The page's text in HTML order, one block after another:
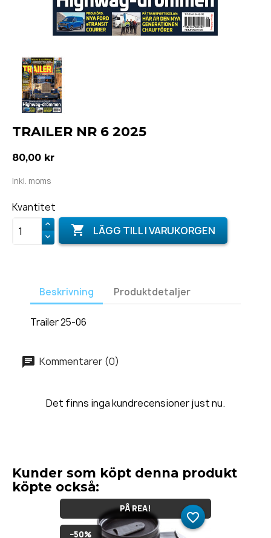
TRAILER NR 6 2025
80,00 kr
Inkl. moms
Kvantitet
 LÄGG TILL I VARUKORGEN
Beskrivning Produktdetaljer
Trailer 25-06
Kommentarer (0)
Det finns inga kundrecensioner just nu.
Kunder som köpt denna produkt
köpte också:
PÅ REA!
−50%
favorite_border